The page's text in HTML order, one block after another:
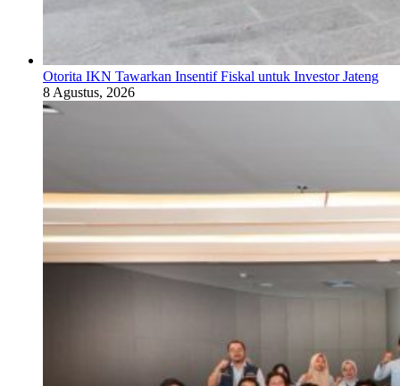
Otorita IKN Tawarkan Insentif Fiskal untuk Investor Jateng
8 Agustus, 2026